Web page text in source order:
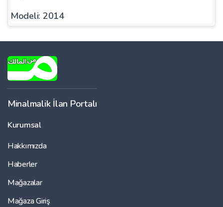
Modeli: 2014
Minalmalik İlan Portalı
Kurumsal
Hakkımızda
Haberler
Mağazalar
Mağaza Giriş